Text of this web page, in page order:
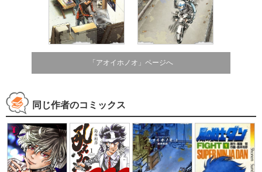
「アオイホノオ」ページへ
同じ作者のコミックス